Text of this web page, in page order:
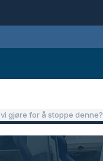
gjøre for å stoppe denne?